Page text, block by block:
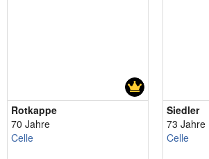
Rotkappe
70 Jahre
Celle
Siedler
73 Jahre
Celle